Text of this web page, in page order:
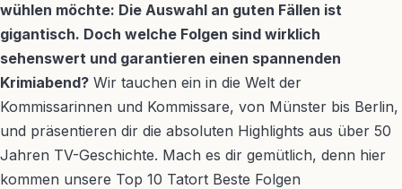
wühlen möchte: Die Auswahl an guten Fällen ist
gigantisch. Doch welche Folgen sind wirklich
sehenswert und garantieren einen spannenden
Krimiabend? Wir tauchen ein in die Welt der
Kommissarinnen und Kommissare, von Münster bis Berlin,
und präsentieren dir die absoluten Highlights aus über 50
Jahren TV-Geschichte. Mach es dir gemütlich, denn hier
kommen unsere Top 10 Tatort Beste Folgen